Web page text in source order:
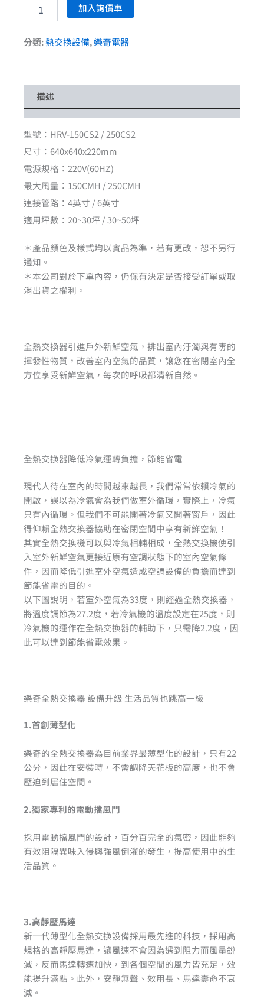
加入詢價車
分類:熱交換設備,樂奇電器
描述
型號：HRV-150CS2 / 250CS2
尺寸：640x640x220mm
電源規格：220V(60HZ)
最大風量：150CMH / 250CMH
連接管路：4英寸 / 6英寸
適用坪數：20~30坪 / 30~50坪
＊產品顏色及樣式均以實品為準，若有更改，恕不另行
通知。
＊本公司對於下單內容，仍保有決定是否接受訂單或取
消出貨之權利。
全熱交換器引進戶外新鮮空氣，排出室內汙濁與有毒的
揮發性物質，改善室內空氣的品質，讓您在密閉室內全
方位享受新鮮空氣，每次的呼吸都清新自然。
全熱交換器降低冷氣運轉負擔，節能省電
現代人待在室內的時間越來越長，我們常常依賴冷氣的
開啟，誤以為冷氣會為我們做室外循環，實際上，冷氣
只有內循環。但我們不可能開著冷氣又開著窗戶，因此
得仰賴全熱交換器協助在密閉空間中享有新鮮空氣！
其實全熱交換機可以與冷氣相輔相成，全熱交換機使引
入室外新鮮空氣更接近原有空調狀態下的室內空氣條
件，因而降低引進室外空氣造成空調設備的負擔而達到
節能省電的目的。
以下圖說明，若室外空氣為33度，則經過全熱交換器，
將溫度調節為27.2度，若冷氣機的溫度設定在25度，則
冷氣機的運作在全熱交換器的輔助下，只需降2.2度，因
此可以達到節能省電效果。
樂奇全熱交換器 設備升級 生活品質也跳高一級
1.首創薄型化
樂奇的全熱交換器為目前業界最薄型化的設計，只有22
公分，因此在安裝時，不需調降天花板的高度，也不會
壓迫到居住空間。
2.獨家專利的電動擋風門
採用電動擋風門的設計，百分百完全的氣密，因此能夠
有效阻隔異味入侵與強風倒灌的發生，提高使用中的生
活品質。
3.高靜壓馬達
新一代薄型化全熱交換設備採用最先進的科技，採用高
規格的高靜壓馬達，讓風速不會因為遇到阻力而風量銳
減，反而馬達轉速加快，到各個空間的風力皆充足，效
能提升滿點。此外，安靜無聲、效用長、馬達壽命不衰
減。